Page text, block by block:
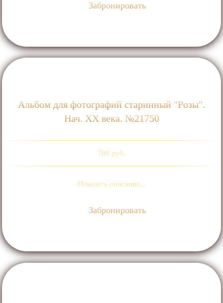
Забронировать
Альбом для фотографий старинный "Розы".
Нач. ХХ века. №21750
700 руб.
Показать описание...
Забронировать